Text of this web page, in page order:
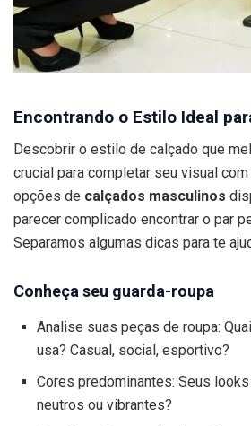
Encontrando o Estilo Ideal
Descobrir o estilo de calçado que
crucial para completar seu visual
opções de calçados masculinos
parecer complicado encontrar o par
Separamos algumas dicas para te
Conheça seu guarda-roupa
Analise suas peças de roupa:
usa? Casual, social, esportivo?
Cores predominantes: Seus
neutros ou vibrantes?